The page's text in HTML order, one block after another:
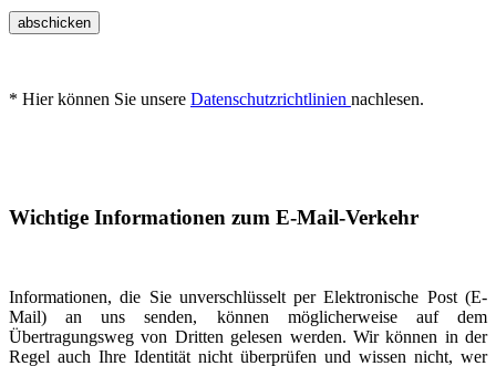
abschicken
* Hier können Sie unsere Datenschutzrichtlinien nachlesen.
Wichtige Informationen zum E-Mail-Verkehr
Informationen, die Sie unverschlüsselt per Elektronische Post (E-
Mail) an uns senden, können möglicherweise auf dem
Übertragungsweg von Dritten gelesen werden. Wir können in der
Regel auch Ihre Identität nicht überprüfen und wissen nicht, wer